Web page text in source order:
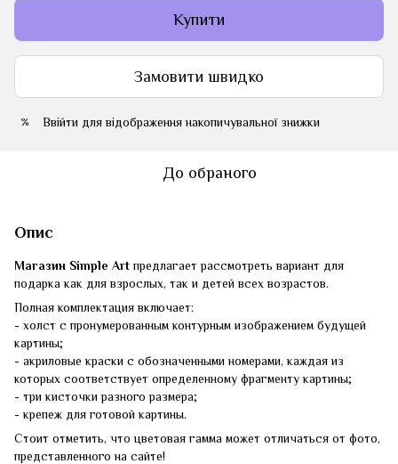
Купити
Замовити швидко
% Ввійти для відображення накопичувальної знижки
До обраного
Опис
Магазин Simple Artпредлагает рассмотреть вариант для
подарка как для взрослых, так и детей всех возрастов.
Полная комплектация включает:
- холст с пронумерованным контурным изображением будущей
картины;
- акриловые краски с обозначенными номерами, каждая из
которых соответствует определенному фрагменту картины;
- три кисточки разного размера;
- крепеж для готовой картины.
Стоит отметить, что цветовая гамма может отличаться от фото,
представленного на сайте!